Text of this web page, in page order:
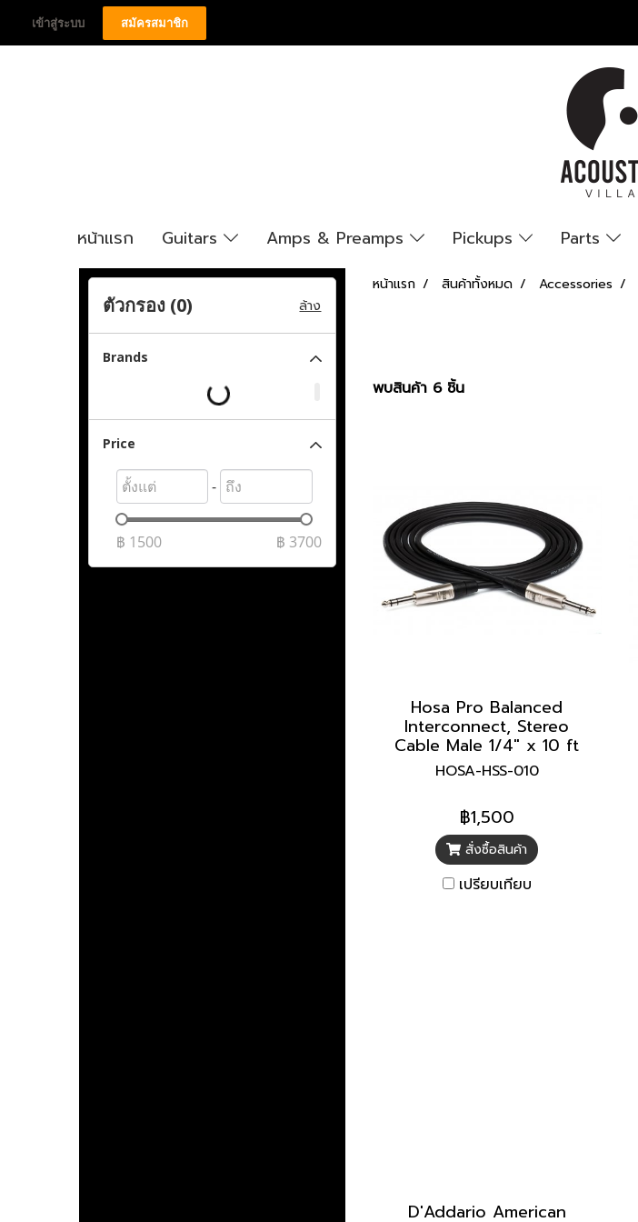
เข้าสู่ระบบ สมัครสมาชิก
หน้าแรก Guitars Amps & Preamps Pickups Parts
หน้าแรก สินค้าทั้งหมด Accessories
พบสินค้า 6 ชิ้น
Hosa Pro Balanced
Interconnect, Stereo
Cable Male 1/4" x 10 ft
HOSA-HSS-010
฿1,500
สั่งซื้อสินค้า
เปรียบเทียบ
D'Addario American
ตัวกรอง (0) ล้าง
Brands
Price
-
฿ 1500 ฿ 3700